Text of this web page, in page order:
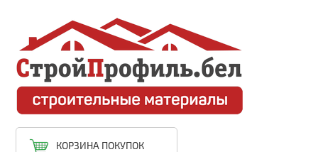
КОРЗИНА ПОКУПОК